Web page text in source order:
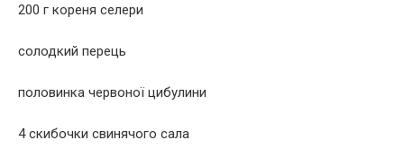
200 г кореня селери
солодкий перець
половинка червоної цибулини
4 скибочки свинячого сала